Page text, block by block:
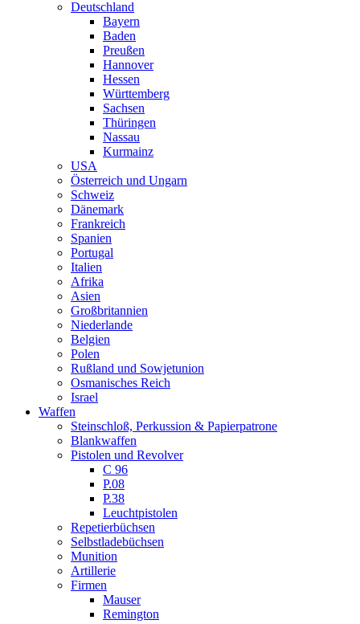
Deutschland
Bayern
Baden
Preußen
Hannover
Hessen
Württemberg
Sachsen
Thüringen
Nassau
Kurmainz
USA
Österreich und Ungarn
Schweiz
Dänemark
Frankreich
Spanien
Portugal
Italien
Afrika
Asien
Großbritannien
Niederlande
Belgien
Polen
Rußland und Sowjetunion
Osmanisches Reich
Israel
Waffen
Steinschloß, Perkussion & Papierpatrone
Blankwaffen
Pistolen und Revolver
C 96
P.08
P.38
Leuchtpistolen
Repetierbüchsen
Selbstladebüchsen
Munition
Artillerie
Firmen
Mauser
Remington